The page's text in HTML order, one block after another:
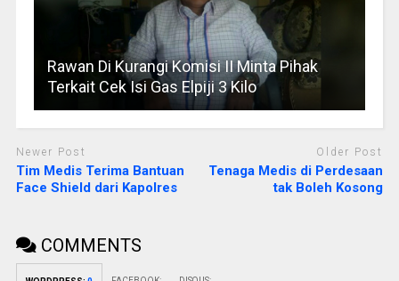
Rawan Di Kurangi Komisi II Minta Pihak
Terkait Cek Isi Gas Elpiji 3 Kilo
Newer Post
Tim Medis Terima Bantuan
Face Shield dari Kapolres
Older Post
Tenaga Medis di Perdesaan
tak Boleh Kosong
COMMENTS